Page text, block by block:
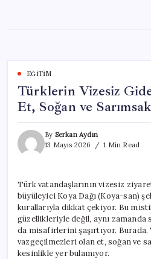
content
EĞITIM
Türklerin Vizesiz
Et, Soğan ve
By Serkan Aydın
13 Mayıs 2026
1 Min Read
Türk vatandaşlarının vizesiz
büyüleyici Koya Dağı (Koya-san)
kurallarıyla dikkat çekiyor. Bu
güzellikleriyle değil, aynı zamanda
da misafirlerini şaşırtıyor. Burada,
vazgeçilmezleri olan et, soğan ve
kesinlikle yer bulamıyor.